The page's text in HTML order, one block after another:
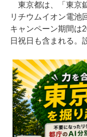
東京都は、「東京
リチウムイオン電池
キャンペーン期間は
日祝日も含まれる。